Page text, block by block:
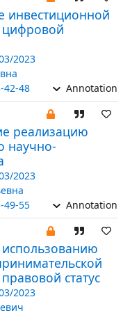
инвестиционной
цифровой
2023
42-48 Annotation
реализацию
научно-
2023
49-55 Annotation
статус
2023